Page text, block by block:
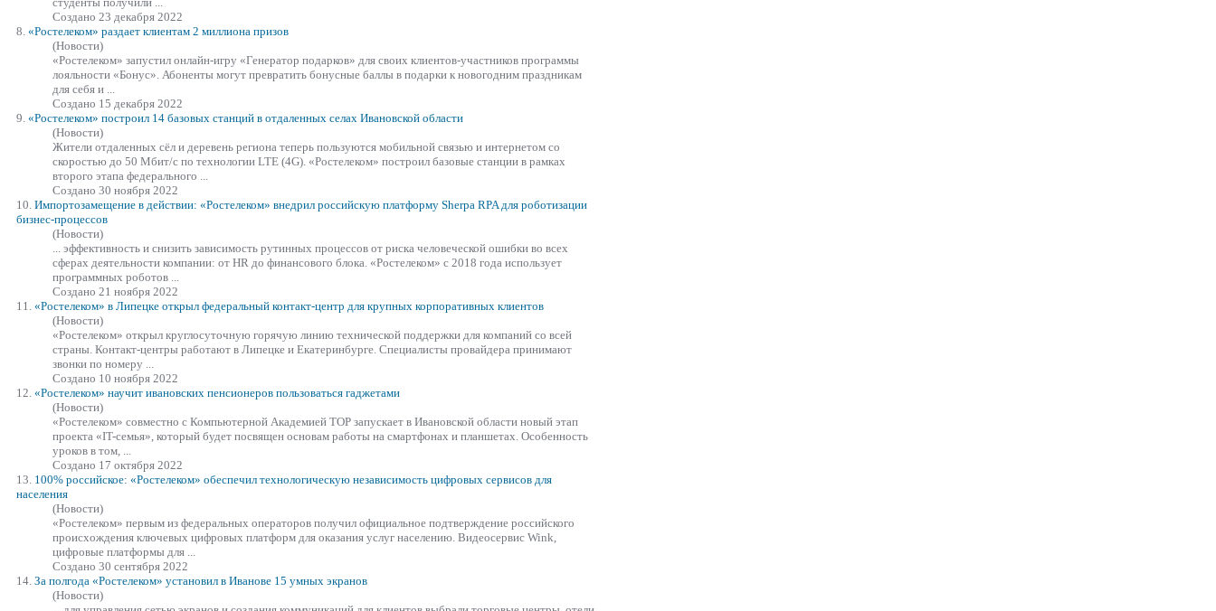
Создано 23 декабря 2022
8. «Ростелеком» раздает клиентам 2 миллиона призов
(Новости)
«Ростелеком» запустил онлайн-игру «Генератор подарков» для своих клиентов-участников программы
лояльности «Бонус». Абоненты могут превратить бонусные баллы в подарки к новогодним праздникам
для себя и ...
Создано 15 декабря 2022
9. «Ростелеком» построил 14 базовых станций в отдаленных селах Ивановской области
(Новости)
Жители отдаленных сёл и деревень региона теперь пользуются мобильной связью и интернетом со
скоростью до 50 Мбит/с по технологии LTE (4G). «Ростелеком» построил базовые станции в рамках
второго этапа федерального ...
Создано 30 ноября 2022
10. Импортозамещение в действии: «Ростелеком» внедрил российскую платформу Sherpa RPA для роботизации
бизнес-процессов
(Новости)
... эффективность и снизить зависимость рутинных процессов от риска человеческой ошибки во всех
сферах деятельности компании: от HR до финансового блока. «Ростелеком» с 2018 года использует
программных роботов ...
Создано 21 ноября 2022
11. «Ростелеком» в Липецке открыл федеральный контакт-центр для крупных корпоративных клиентов
(Новости)
«Ростелеком» открыл круглосуточную горячую линию технической поддержки для компаний со всей
страны. Контакт-центры работают в Липецке и Екатеринбурге. Специалисты провайдера принимают
звонки по номеру ...
Создано 10 ноября 2022
12. «Ростелеком» научит ивановских пенсионеров пользоваться гаджетами
(Новости)
«Ростелеком» совместно с Компьютерной Академией TOP запускает в Ивановской области новый этап
проекта «IT-семья», который будет посвящен основам работы на смартфонах и планшетах. Особенность
уроков в том, ...
Создано 17 октября 2022
13. 100% российское: «Ростелеком» обеспечил технологическую независимость цифровых сервисов для
населения
(Новости)
«Ростелеком» первым из федеральных операторов получил официальное подтверждение российского
происхождения ключевых цифровых платформ для оказания услуг населению. Видеосервис Wink,
цифровые платформы для ...
Создано 30 сентября 2022
14. За полгода «Ростелеком» установил в Иванове 15 умных экранов
(Новости)